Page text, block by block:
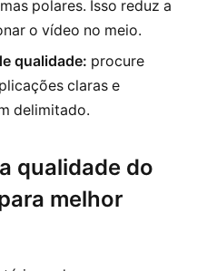
polares. Isso reduz a
o vídeo no meio.
qualidade: procure
claras e
delimitado.
qualidade do
melhor